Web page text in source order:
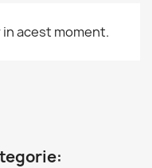
acest moment.